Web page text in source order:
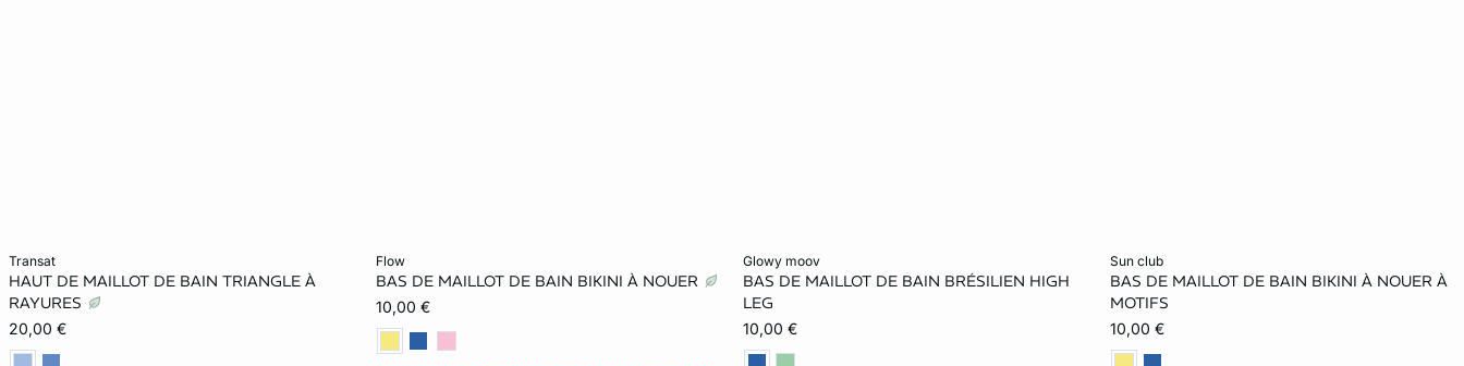
transat
HAUT DE MAILLOT DE BAIN TRIANGLE À
RAYURES
20,00 €
36
flow
BAS DE MAILLOT DE BAIN BIKINI À NOUER
10,00 €
glowy moov
BAS DE MAILLOT DE BAIN BRÉSILIEN HIGH
LEG
10,00 €
sun club
BAS DE MAILLOT DE BAIN BIKINI À NOUER À
MOTIFS
10,00 €
38